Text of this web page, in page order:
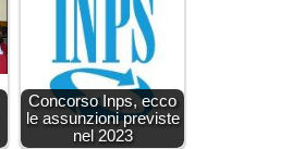
Concorso Inps, ecco
le assunzioni previste
nel 2023